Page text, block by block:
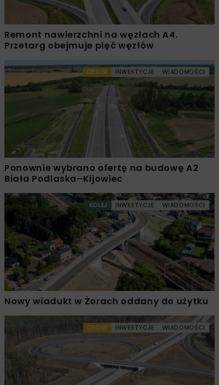
Remont nawierzchni na węzłach A4.
Przetarg obejmuje pięć węzłów
DROGI INWESTYCJE WIADOMOŚCI
Ponownie wybrano ofertę na budowę A2
Biała Podlaska–Kijowiec
KOLEJ INWESTYCJE WIADOMOŚCI
Nowy wiadukt w Żorach oddany do użytku
DROGI INWESTYCJE WIADOMOŚCI